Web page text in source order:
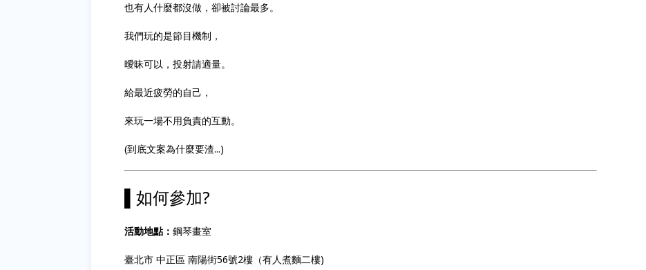
也有人什麼都沒做，卻被討論最多。
我們玩的是節目機制，
曖昧可以，投射請適量。
給最近疲勞的自己，
來玩一場不用負責的互動。
(到底文案為什麼要渣...)
▌如何參加?
活動地點： 鋼琴畫室
臺北市 中正區 南陽街56號2樓（有人煮麵二樓)